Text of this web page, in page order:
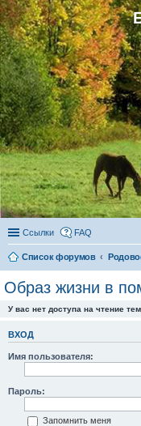
Ссылки FAQ
Список форумов
Образ жизни в
У вас нет доступа на чтение
ВХОД
Имя пользователя:
Пароль:
Запомнить меня